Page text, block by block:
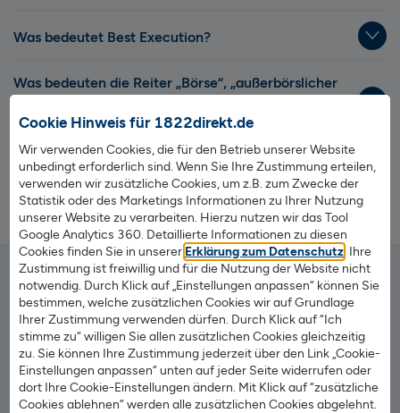
Cookie Hinweis für 1822direkt.de
Wir verwenden Cookies, die für den Betrieb unserer Website
unbedingt erforderlich sind. Wenn Sie Ihre Zustimmung erteilen,
verwenden wir zusätzliche Cookies, um z.B. zum Zwecke der
Statistik oder des Marketings Informationen zu Ihrer Nutzung
unserer Website zu verarbeiten. Hierzu nutzen wir das Tool
Google Analytics 360. Detaillierte Informationen zu diesen
Cookies finden Sie in unserer Erklärung zum Datenschutz . Ihre
Zustimmung ist freiwillig und für die Nutzung der Website nicht
notwendig. Durch Klick auf „Einstellungen anpassen“ können Sie
bestimmen, welche zusätzlichen Cookies wir auf Grundlage
Ihrer Zustimmung verwenden dürfen. Durch Klick auf “Ich
stimme zu“ willigen Sie allen zusätzlichen Cookies gleichzeitig
zu. Sie können Ihre Zustimmung jederzeit über den Link „Cookie-
Einstellungen anpassen“ unten auf jeder Seite widerrufen oder
dort Ihre Cookie-Einstellungen ändern. Mit Klick auf “zusätzliche
Cookies ablehnen“ werden alle zusätzlichen Cookies abgelehnt.
Was bedeutet Best Execution?
Was bedeuten die Reiter „Börse“, „außerbörslicher
„Fondsgesellschaft“ bei der Ordererteilung?
Welche Handelspartner bietet die 1822direkt im
außerbörsliche Direkthandel an?
Bankverbindung / Kontakt
BIC: HELADEF1822
BLZ: 500 502 01
Barrierefreiheit
Hilfe & Kontakt